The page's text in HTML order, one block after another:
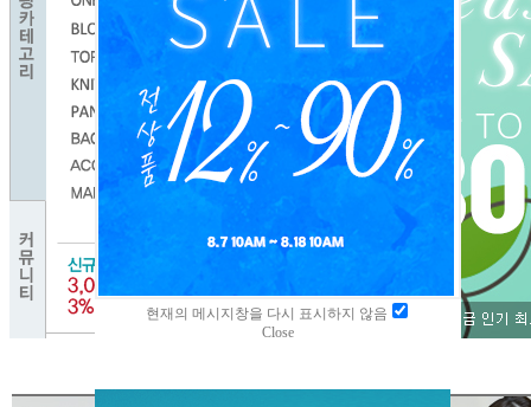
현재의 메시지창을 다시 표시하지 않음
Close